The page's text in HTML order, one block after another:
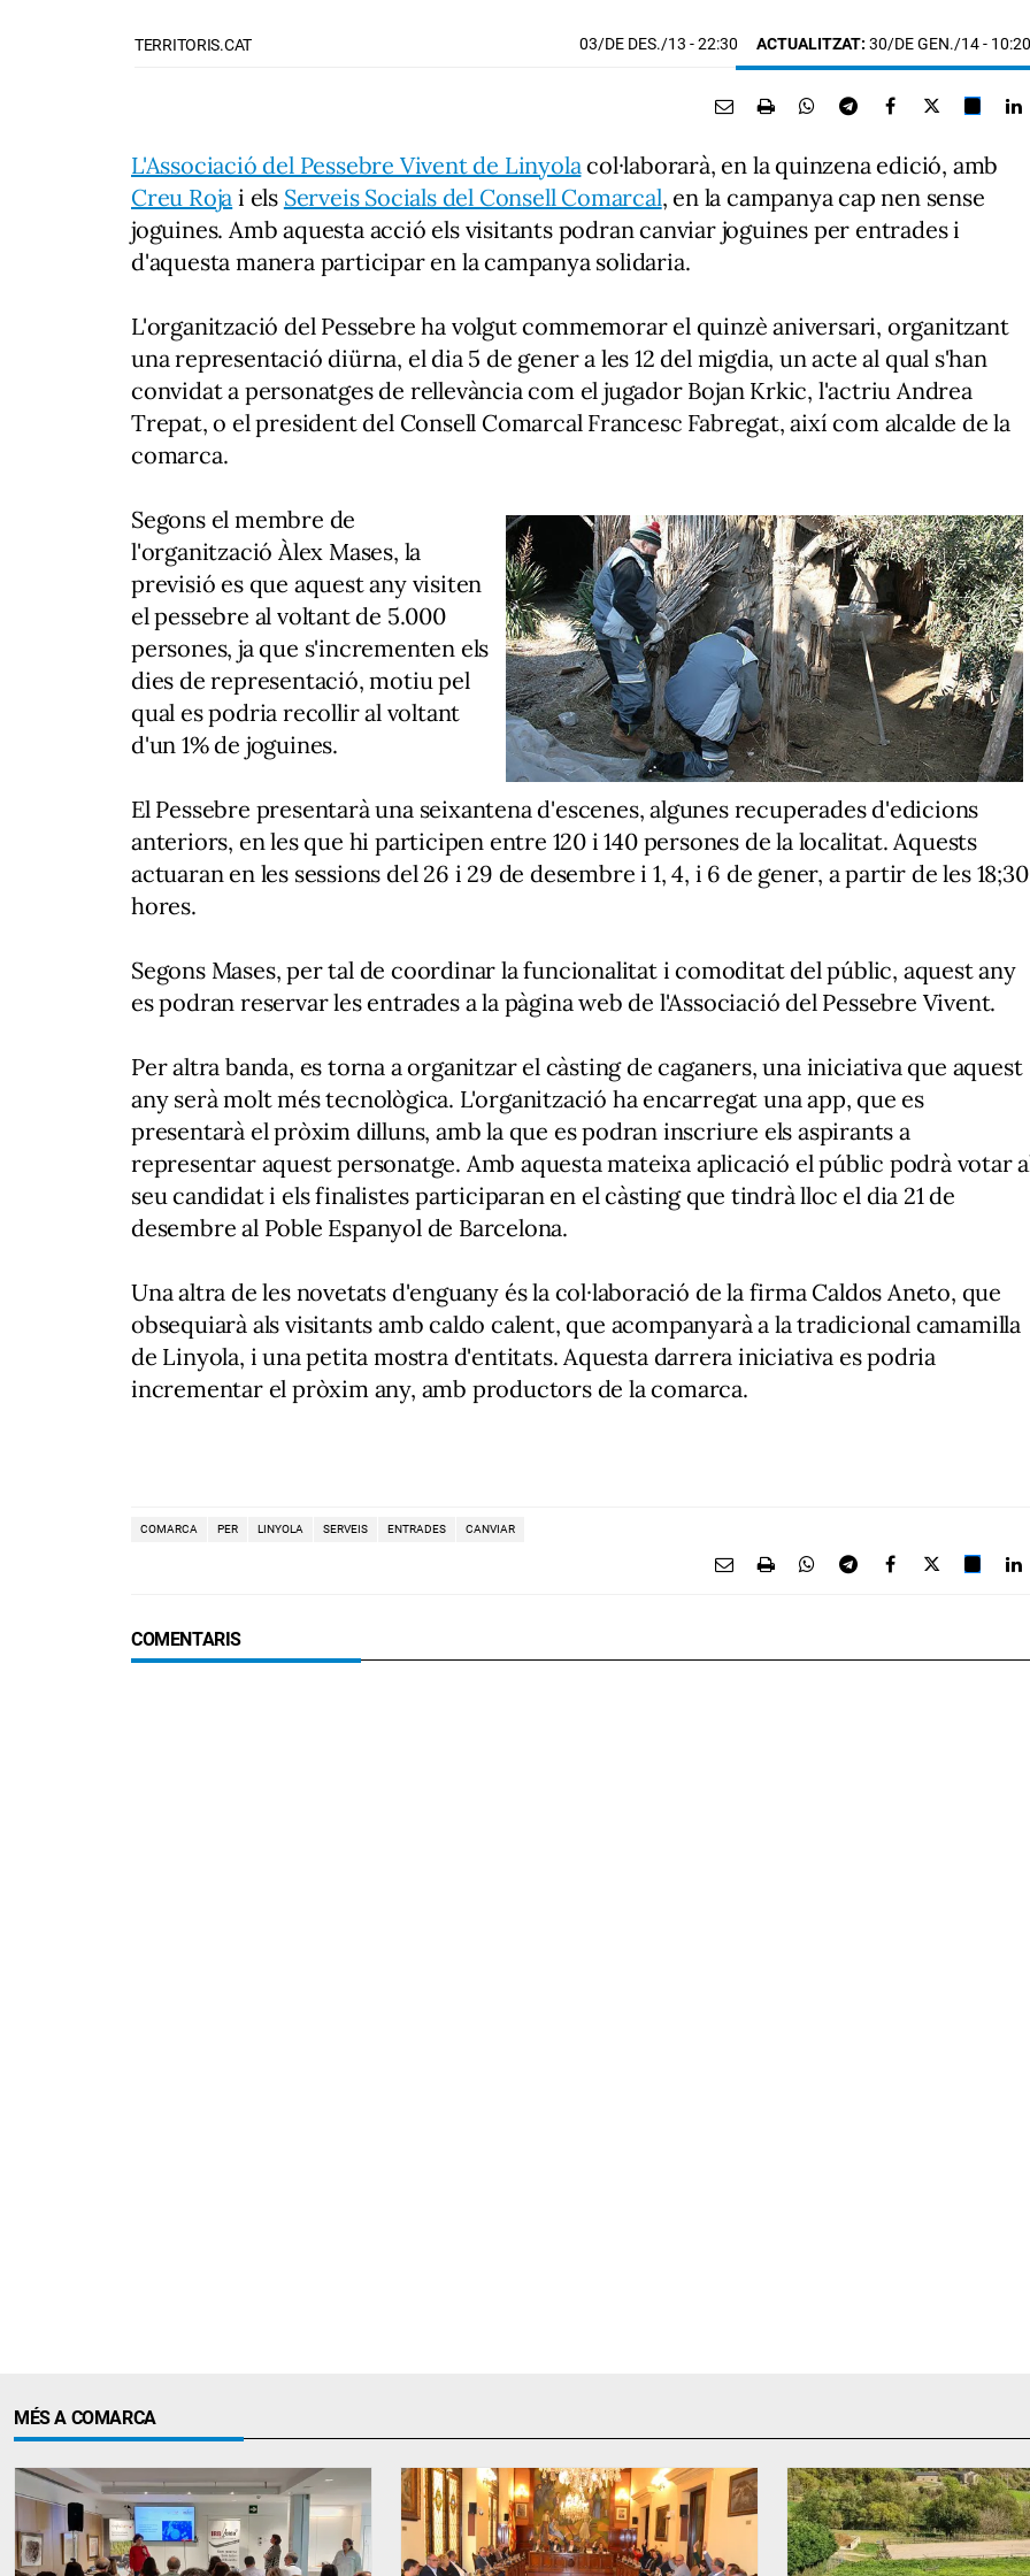
TERRITORIS.CAT 03/DE DES./13 - 22:30 ACTUALITZAT: 30/DE GEN./14 - 10:20
L'Associació del Pessebre Vivent de Linyolacol·laborarà, en la quinzena edició, amb
Creu Roja i els Serveis Socials del Consell Comarcal, en la campanya cap nen sense
joguines. Amb aquesta acció els visitants podran canviar joguines per entrades i
d'aquesta manera participar en la campanya solidaria.
L'organització del Pessebre ha volgut commemorar el quinzè aniversari, organitzant
una representació diürna, el dia 5 de gener a les 12 del migdia, un acte al qual s'han
convidat a personatges de rellevància com el jugador Bojan Krkic, l'actriu Andrea
Trepat, o el president del Consell Comarcal Francesc Fabregat, així com alcalde de la
comarca.
Segons el membre de
l'organització Àlex Mases, la
previsió es que aquest any visiten
el pessebre al voltant de 5.000
persones, ja que s'incrementen els
dies de representació, motiu pel
qual es podria recollir al voltant
d'un 1% de joguines.
El Pessebre presentarà una seixantena d'escenes, algunes recuperades d'edicions
anteriors, en les que hi participen entre 120 i 140 persones de la localitat. Aquests
actuaran en les sessions del 26 i 29 de desembre i 1, 4, i 6 de gener, a partir de les 18;30
hores.
Segons Mases, per tal de coordinar la funcionalitat i comoditat del públic, aquest any
es podran reservar les entrades a la pàgina web de l'Associació del Pessebre Vivent.
Per altra banda, es torna a organitzar el càsting de caganers, una iniciativa que aquest
any serà molt més tecnològica. L'organització ha encarregat una app, que es
presentarà el pròxim dilluns, amb la que es podran inscriure els aspirants a
representar aquest personatge. Amb aquesta mateixa aplicació el públic podrà votar
seu candidat i els finalistes participaran en el càsting que tindrà lloc el dia 21 de
desembre al Poble Espanyol de Barcelona.
Una altra de les novetats d'enguany és la col·laboració de la firma Caldos Aneto, que
obsequiarà als visitants amb caldo calent, que acompanyarà a la tradicional camamilla
de Linyola, i una petita mostra d'entitats. Aquesta darrera iniciativa es podria
incrementar el pròxim any, amb productors de la comarca.
COMARCA PER LINYOLA SERVEIS ENTRADES CANVIAR
COMENTARIS
MÉS A COMARCA